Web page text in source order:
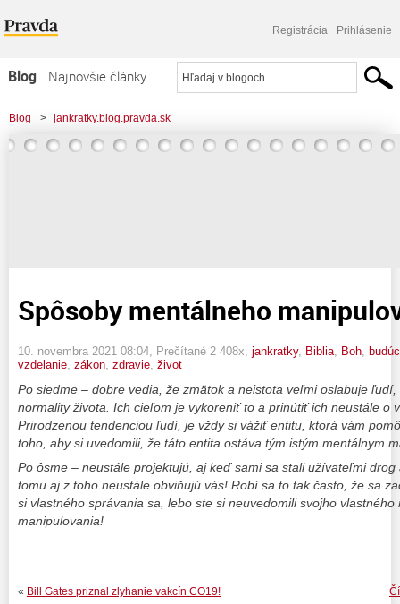
Registrácia Prihlásenie
Blog
Najnovšie články
Najčítanejšie články
Najkomentovanejšie články
Blog > jankratky.blog.pravda.sk
> Spôsoby mentálneho manipulovania ľudí-3
Spôsoby mentálneho
10. novembra 2021 08:04 , Prečítané 2 408x, jankratky, Biblia Boh
vzdelanie zákon zdravie život
Po siedme – dobre vedia, že zmätok a neistota veľmi oslabuje
normality života. Ich cieľom je vykoreniť to a prinútiť ich neustále o
Prirodzenou tendenciou ľudí, je vždy si vážiť entitu, ktorá vám
toho, aby si uvedomili, že táto entita ostáva tým istým mentálnym
Po ôsme – neustále projektujú, aj keď sami sa stali užívateľmi
tomu aj z toho neustále obviňujú vás! Robí sa to tak často, že sa
si vlastného správania sa, lebo ste si neuvedomili svojho
manipulovania!
« Bill Gates priznal zlyhanie vakcín CO19!